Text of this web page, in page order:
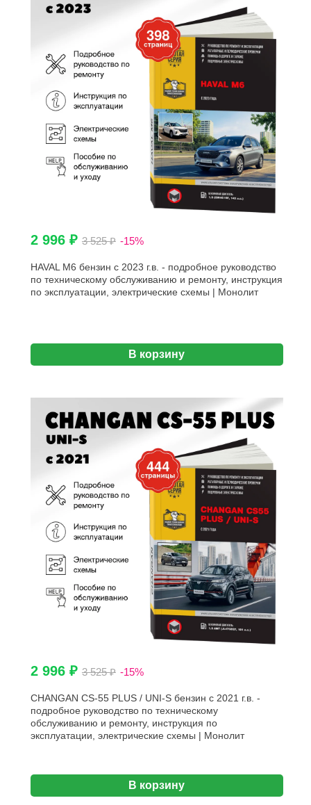
2 996 ₽ 3 525 ₽ -15%
HAVAL M6 бензин с 2023 г.в. - подробное руководство
по техническому обслуживанию и ремонту, инструкция
по эксплуатации, электрические схемы | Монолит
В корзину
2 996 ₽ 3 525 ₽ -15%
CHANGAN CS-55 PLUS / UNI-S бензин с 2021 г.в. -
подробное руководство по техническому
обслуживанию и ремонту, инструкция по
эксплуатации, электрические схемы | Монолит
В корзину